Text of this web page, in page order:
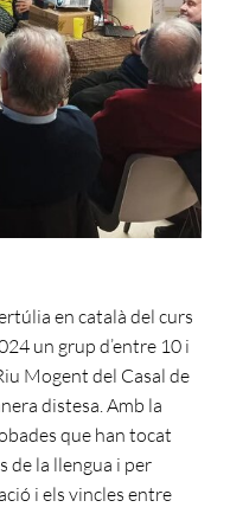
en català del curs
un grup d’entre 10 i
Mogent del Casal de
distesa. Amb la
que han tocat
de la llengua i per
i els vincles entre